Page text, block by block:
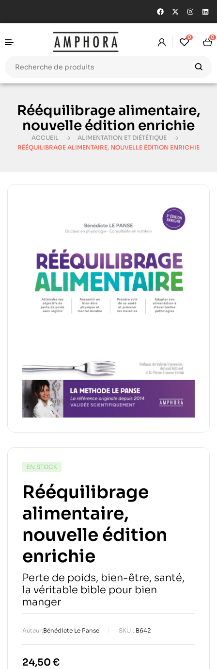
0 0
Rééquilibrage alimentaire,
nouvelle édition enrichie
ACCUEIL
ALIMENTATION ET DIÉTÉTIQUE
RÉÉQUILIBRAGE ALIMENTAIRE, NOUVELLE ÉDITION ENRICHIE
EN STOCK
Rééquilibrage
alimentaire,
nouvelle édition
enrichie
Perte de poids, bien-être, santé,
la véritable bible pour bien
manger
Auteur:Bénédicte Le Panse SKU : B642
24,50 €